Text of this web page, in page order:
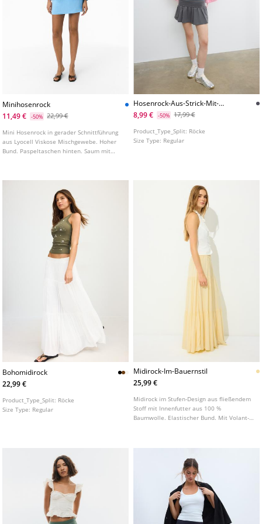
Minihosenrock
11,49 €
-50% 22,99 €
Mini Hosenrock in gerader Schnittführung
aus Lyocell Viskose Mischgewebe. Hoher
Bund. Paspeltaschen hinten. Saum mit
Hosenrock-Aus-Strick-Mit-
Breitem-Bund
8,99 € -50% 17,99 €
Product_Type_Split: Röcke
Size Type: Regular
Bohomidirock
22,99 €
Product_Type_Split: Röcke
Size Type: Regular
Midirock-Im-Bauernstil
25,99 €
Midirock im Stufen-Design aus fließendem
Stoff mit Innenfutter aus 100 %
Baumwolle. Elastischer Bund. Mit Volant-